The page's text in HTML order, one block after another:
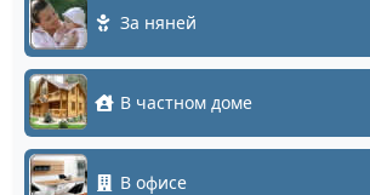
За няней
В частном доме
В офисе